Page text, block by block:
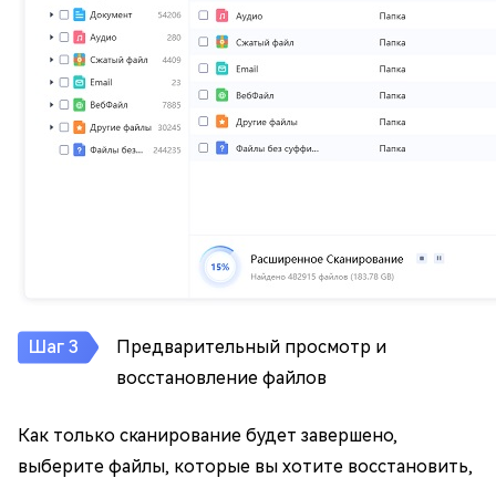
Предварительный просмотр и
восстановление файлов
Как только сканирование будет завершено,
выберите файлы, которые вы хотите восстановить,